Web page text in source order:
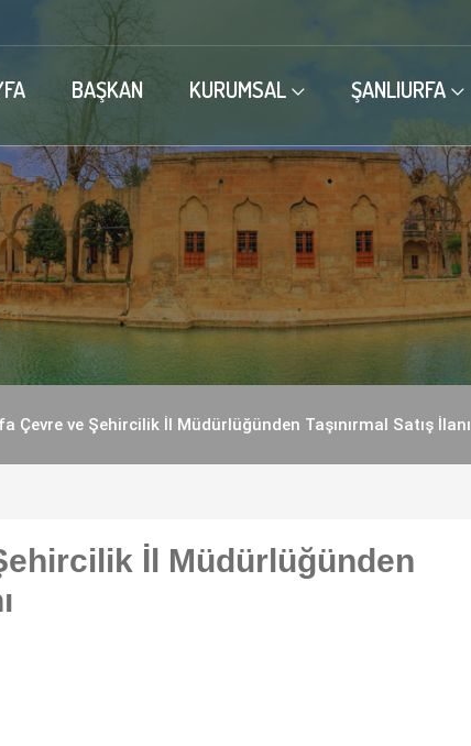
BAŞKAN KURUMSAL ŞANLIURFA
Çevre ve Şehircilik İl Müdürlüğünden Taşınırmal Satış İlanı
İl Müdürlüğünden